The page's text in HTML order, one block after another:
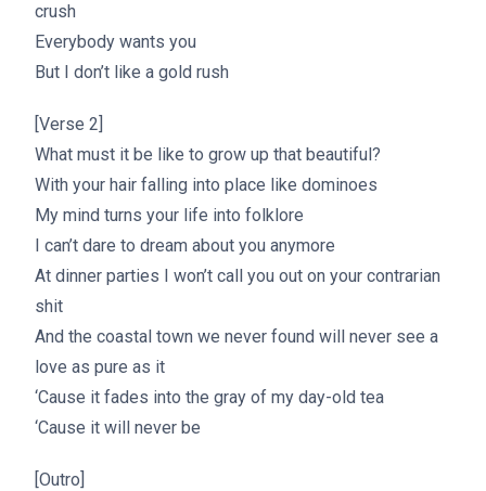
crush
Everybody wants you
But I don’t like a gold rush
[Verse 2]
What must it be like to grow up that beautiful?
With your hair falling into place like dominoes
My mind turns your life into folklore
I can’t dare to dream about you anymore
At dinner parties I won’t call you out on your contrarian
shit
And the coastal town we never found will never see a
love as pure as it
‘Cause it fades into the gray of my day-old tea
‘Cause it will never be
[Outro]